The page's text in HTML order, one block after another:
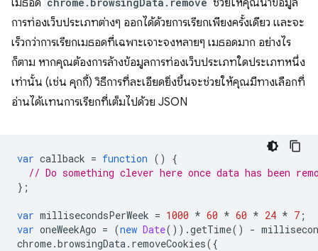
เมธอด
ช่วยให้คุณนำข้อมูล
การท่องเว็บประเภทต่างๆ ออกได้ด้วยการเรียกเพียงครั้งเดียว และจะ
เร็วกว่าการเรียกเมธอดที่เฉพาะเจาะจงหลายๆ เมธอดมาก อย่างไร
ก็ตาม หากคุณต้องการล้างข้อมูลการท่องเว็บประเภทใดประเภทหนึ่ง
เท่านั้น (เช่น คุกกี้) วิธีการที่ละเอียดยิ่งขึ้นจะช่วยให้คุณมีทางเลือกที่
อ่านได้แทนการเรียกที่เต็มไปด้วย JSON
var callback = function ()
{
// Do something clever here once data has been
};
var millisecondsPerWeek = 1000 * 60 * 60 * 24 * 7 ;
var oneWeekAgo = (new Date()).getTime() -
chrome.browsingData. removeCookies({